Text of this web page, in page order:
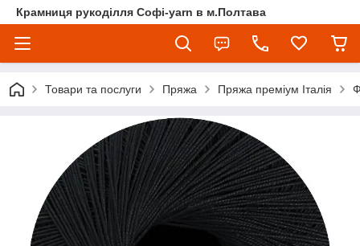
Крамниця рукоділля Софі-yarn в м.Полтава
Товари та послуги Пряжа Пряжа преміум Італія